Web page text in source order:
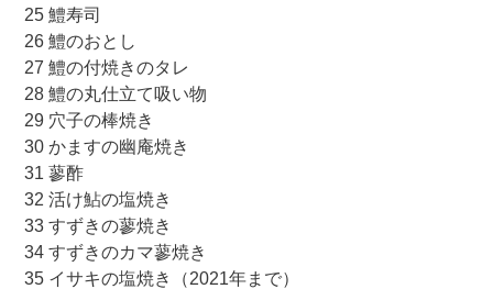
25 鱧寿司
26 鱧のおとし
27 鱧の付焼きのタレ
28 鱧の丸仕立て吸い物
29 穴子の棒焼き
30 かますの幽庵焼き
31 蓼酢
32 活け鮎の塩焼き
33 すずきの蓼焼き
34 すずきのカマ蓼焼き
35 イサキの塩焼き（2021年まで）